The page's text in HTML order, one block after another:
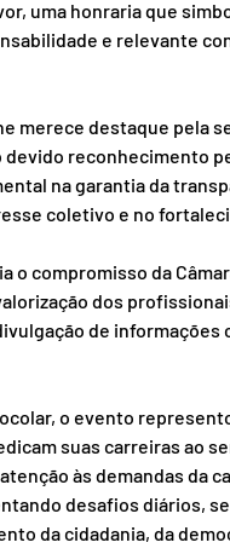
uma honraria que
e relevante
merece destaque pela
reconhecimento
na garantia da
coletivo e no
o compromisso da
dos
de informações
o evento
suas carreiras ao
às demandas
desafios diários,
da cidadania, da